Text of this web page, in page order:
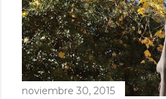
noviembre 30, 2015